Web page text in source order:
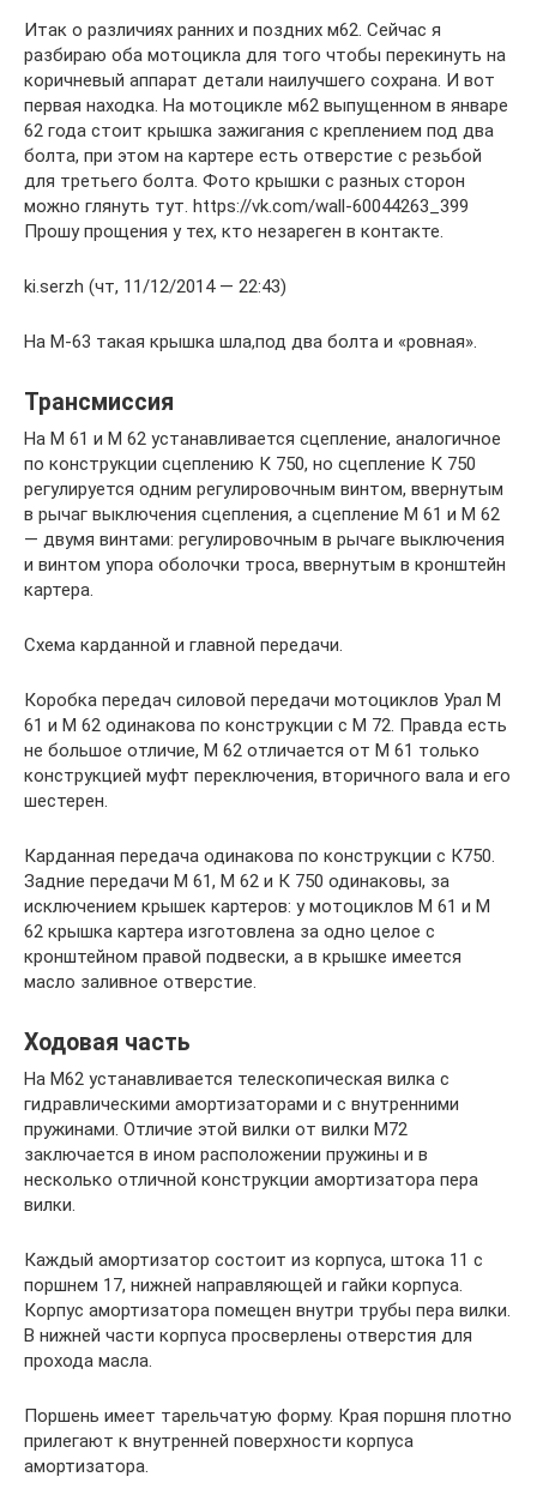
Итак о различиях ранних и поздних м62. Сейчас я
разбираю оба мотоцикла для того чтобы перекинуть на
коричневый аппарат детали наилучшего сохрана. И вот
первая находка. На мотоцикле м62 выпущенном в январе
62 года стоит крышка зажигания с креплением под два
болта, при этом на картере есть отверстие с резьбой
для третьего болта. Фото крышки с разных сторон
можно глянуть тут. https://vk.com/wall-60044263_399
Прошу прощения у тех, кто незареген в контакте.
ki.serzh (чт, 11/12/2014 — 22:43)
На М-63 такая крышка шла,под два болта и «ровная».
Трансмиссия
На М 61 и М 62 устанавливается сцепление, аналогичное
по конструкции сцеплению К 750, но сцепление К 750
регулируется одним регулировочным винтом, ввернутым
в рычаг выключения сцепления, а сцепление М 61 и М 62
— двумя винтами: регулировочным в рычаге выключения
и винтом упора оболочки троса, ввернутым в кронштейн
картера.
Схема карданной и главной передачи.
Коробка передач силовой передачи мотоциклов Урал М
61 и М 62 одинакова по конструкции с М 72. Правда есть
не большое отличие, М 62 отличается от М 61 только
конструкцией муфт переключения, вторичного вала и его
шестерен.
Карданная передача одинакова по конструкции с К750.
Задние передачи М 61, М 62 и К 750 одинаковы, за
исключением крышек картеров: у мотоциклов М 61 и М
62 крышка картера изготовлена за одно целое с
кронштейном правой подвески, а в крышке имеется
масло заливное отверстие.
Ходовая часть
На М62 устанавливается телескопическая вилка с
гидравлическими амортизаторами и с внутренними
пружинами. Отличие этой вилки от вилки М72
заключается в ином расположении пружины и в
несколько отличной конструкции амортизатора пера
вилки.
Каждый амортизатор состоит из корпуса, штока 11 с
поршнем 17, нижней направляющей и гайки корпуса.
Корпус амортизатора помещен внутри трубы пера вилки.
В нижней части корпуса просверлены отверстия для
прохода масла.
Поршень имеет тарельчатую форму. Края поршня плотно
прилегают к внутренней поверхности корпуса
амортизатора.